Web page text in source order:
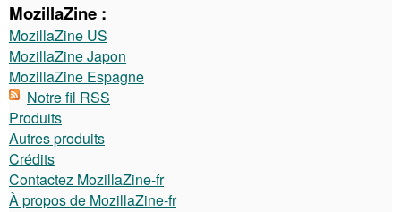
MozillaZine :
MozillaZine US
MozillaZine Japon
MozillaZine Espagne
Notre fil RSS
Produits
Autres produits
Crédits
Contactez MozillaZine-fr
À propos de MozillaZine-fr